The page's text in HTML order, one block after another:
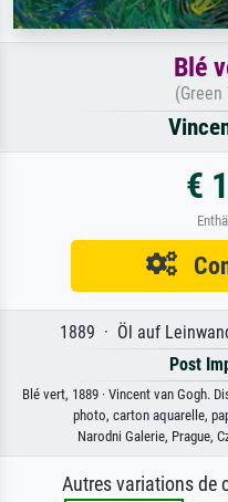
Blé
(Green
€
1889 · Öl auf
Post
Blé vert, 1889 · Vincent van Gogh.
photo, carton aquarelle,
Narodni Galerie, Prague,
Autres variations de